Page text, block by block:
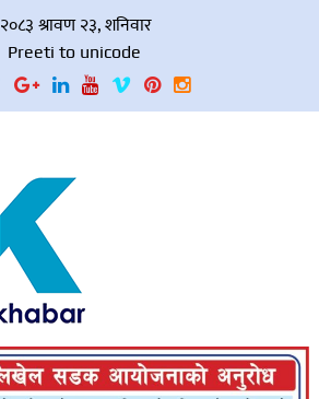
२०८३ श्रावण २३, शनिवार
Preeti to unicode